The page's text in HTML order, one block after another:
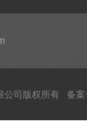
公司版权所有 备案